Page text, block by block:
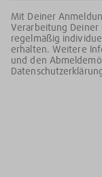
Mit Deiner
Verarbeitung
regelmäßig
erhalten. Weitere
und den